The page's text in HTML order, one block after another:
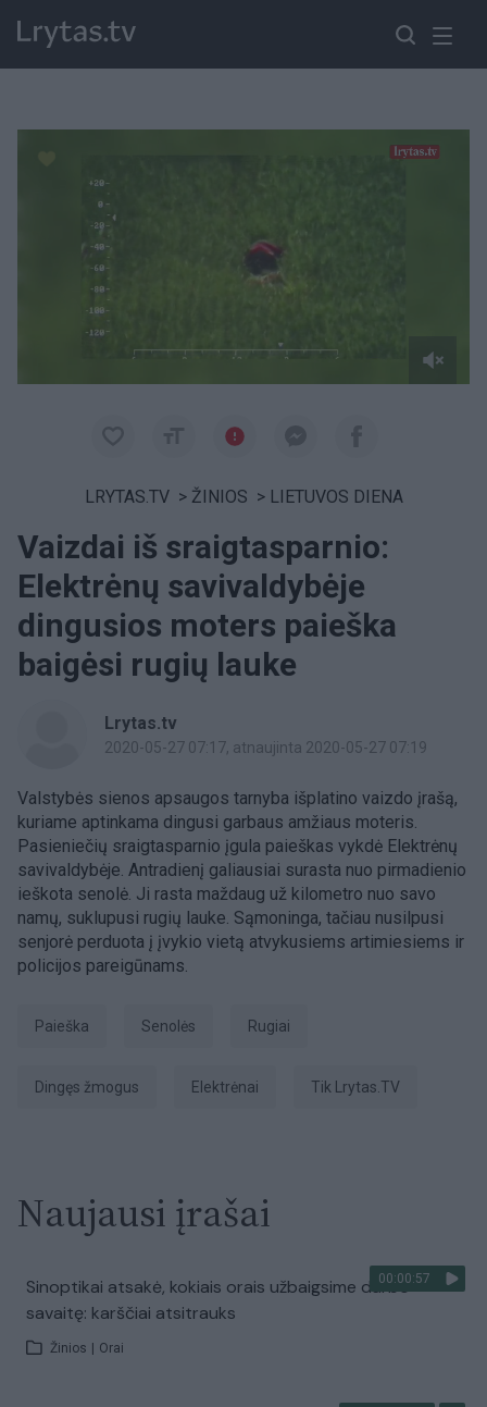
LRYTAS.TV > ŽINIOS > LIETUVOS DIENA
Vaizdai iš sraigtasparnio:
Elektrėnų savivaldybėje
dingusios moters paieška
baigėsi rugių lauke
Lrytas.tv
2020-05-27 07:17, atnaujinta 2020-05-27 07:19
Valstybės sienos apsaugos tarnyba išplatino vaizdo įrašą,
kuriame aptinkama dingusi garbaus amžiaus moteris.
Pasieniečių sraigtasparnio įgula paieškas vykdė Elektrėnų
savivaldybėje. Antradienį galiausiai surasta nuo pirmadienio
ieškota senolė. Ji rasta maždaug už kilometro nuo savo
namų, suklupusi rugių lauke. Sąmoninga, tačiau nusilpusi
senjorė perduota į įvykio vietą atvykusiems artimiesiems ir
policijos pareigūnams.
paieška senolės rugiai
dingęs žmogus Elektrėnai tik Lrytas.TV
Naujausi įrašai
00:00:57
Sinoptikai atsakė, kokiais orais užbaigsime darbo
savaitę: karščiai atsitrauks
Žinios Orai